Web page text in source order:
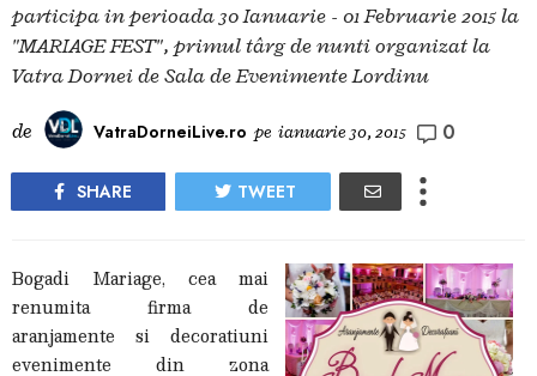
participa in perioada 30 Ianuarie - 01 Februarie 2015 la
"MARIAGE FEST", primul târg de nunți organizat la
Vatra Dornei de Sala de Evenimente Lordinu
de VatraDorneiLive.ro pe ianuarie 30, 2015 0
SHARE TWEET
Bogadi Mariage, cea mai
renumita firma de
aranjamente si decoratiuni
evenimente din zona